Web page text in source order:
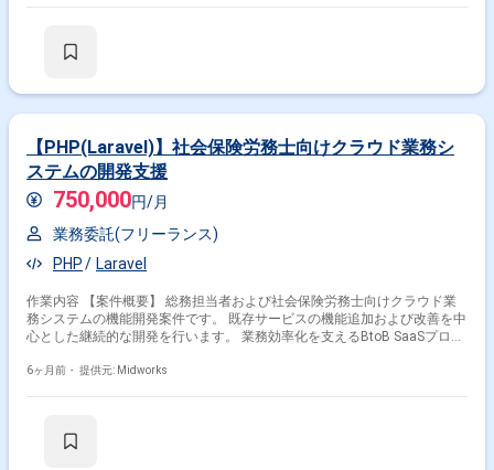
【PHP(Laravel)】社会保険労務士向けクラウド業務シ
ステムの開発支援
750,000円/月
業務委託(フリーランス)
PHP
Laravel
作業内容 【案件概要】 総務担当者および社会保険労務士向けクラウド業
務システムの機能開発案件です。 既存サービスの機能追加および改善を中
心とした継続的な開発を行います。 業務効率化を支えるBtoB SaaSプロダ
用いた既存機能の改修および機能追加 ・新機能の設計、実装、テスト ・
6ヶ月前・ 提供元: Midworks